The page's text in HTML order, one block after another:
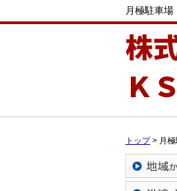
月極駐車
株
Ｋ
トップ> 月
地域から探